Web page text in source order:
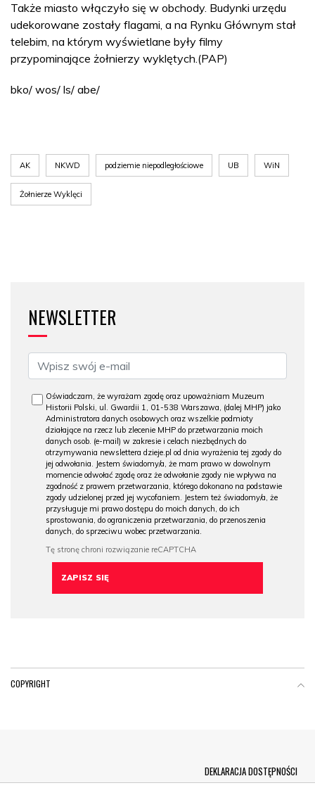
Także miasto włączyło się w obchody. Budynki urzędu
udekorowane zostały flagami, a na Rynku Głównym stał
telebim, na którym wyświetlane były filmy
przypominające żołnierzy wyklętych.(PAP)
bko/ wos/ ls/ abe/
AK NKWD podziemie niepodległościowe UB WiN
Żołnierze Wyklęci
NEWSLETTER
Oświadczam, że wyrażam zgodę oraz upoważniam Muzeum
Historii Polski, ul. Gwardii 1, 01-538 Warszawa, (dalej MHP) jako
Administratora danych osobowych oraz wszelkie podmioty
działające na rzecz lub zlecenie MHP do przetwarzania moich
danych osob. (e-mail) w zakresie i celach niezbędnych do
otrzymywania newslettera dzieje.pl od dnia wyrażenia tej zgody do
jej odwołania. Jestem świadomy/a, że mam prawo w dowolnym
momencie odwołać zgodę oraz że odwołanie zgody nie wpływa na
zgodność z prawem przetwarzania, którego dokonano na podstawie
zgody udzielonej przed jej wycofaniem. Jestem też świadomy/a, że
przysługuje mi prawo dostępu do moich danych, do ich
sprostowania, do ograniczenia przetwarzania, do przenoszenia
danych, do sprzeciwu wobec przetwarzania.
COPYRIGHT
DEKLARACJA DOSTĘPNOŚCI